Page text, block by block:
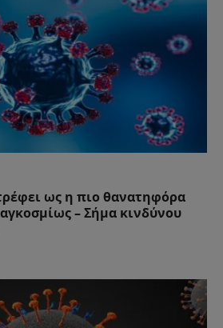
ως η πιο θανατηφόρα
– Σήμα κινδύνου